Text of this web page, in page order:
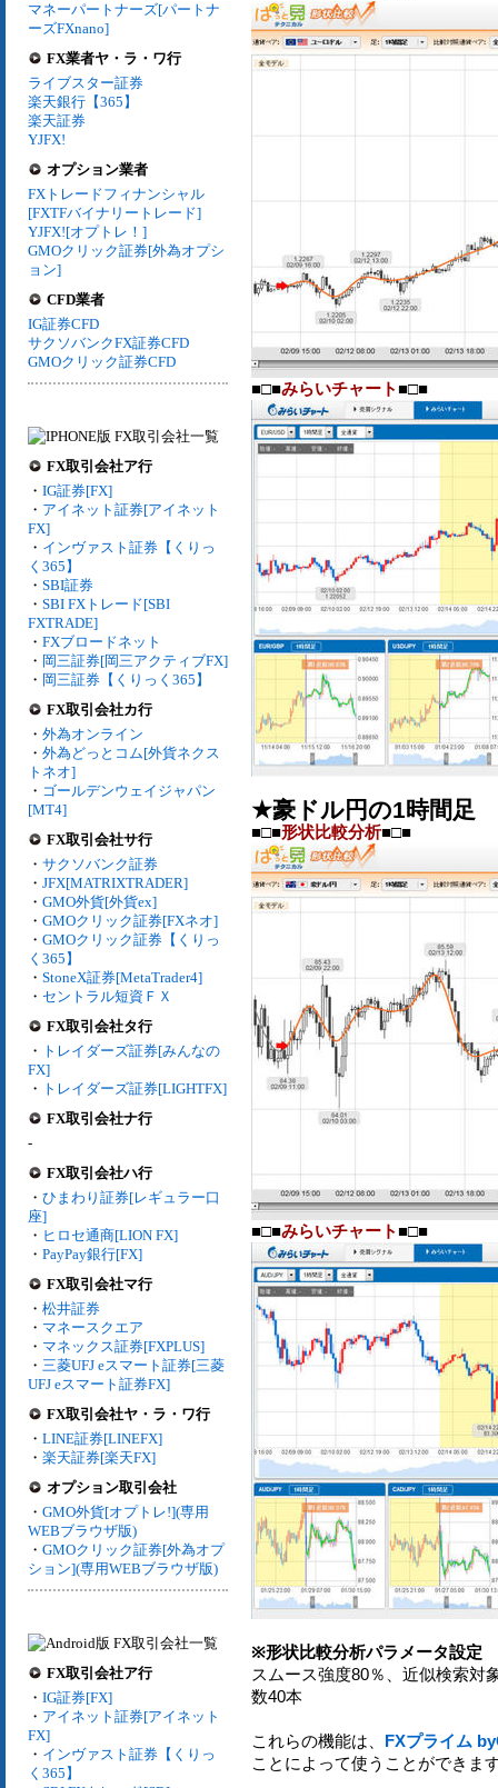
マネーパートナーズ[パートナ
ーズFXnano]
FX業者ヤ・ラ・ワ行
ライブスター証券
楽天銀行【365】
楽天証券
YJFX!
オプション業者
FXトレードフィナンシャル
[FXTFバイナリートレード]
YJFX![オプトレ！]
GMOクリック証券[外為オプシ
ョン]
CFD業者
IG証券CFD
サクソバンクFX証券CFD
GMOクリック証券CFD
FX取引会社ア行
・ IG証券[FX]
・ アイネット証券[アイネット
FX]
・ インヴァスト証券【くりっ
く365】
・ SBI証券
・ SBI FXトレード[SBI
FXTRADE]
・ FXブロードネット
・ 岡三証券[岡三アクティブFX]
・ 岡三証券【くりっく365】
FX取引会社カ行
・ 外為オンライン
・ 外為どっとコム[外貨ネクス
トネオ]
・ ゴールデンウェイジャパン
[MT4]
FX取引会社サ行
・ サクソバンク証券
・ JFX[MATRIXTRADER]
・ GMO外貨[外貨ex]
・ GMOクリック証券[FXネオ]
・ GMOクリック証券【くりっ
く365】
・ StoneX証券[MetaTrader4]
・ セントラル短資ＦＸ
FX取引会社タ行
・ トレイダーズ証券[みんなの
FX]
・ トレイダーズ証券[LIGHTFX]
FX取引会社ナ行
-
FX取引会社ハ行
・ ひまわり証券[レギュラー口
座]
・ ヒロセ通商[LION FX]
・ PayPay銀行[FX]
FX取引会社マ行
・ 松井証券
・ マネースクエア
・ マネックス証券[FXPLUS]
・ 三菱UFJ eスマート証券[三菱
UFJ eスマート証券FX]
FX取引会社ヤ・ラ・ワ行
・ LINE証券[LINEFX]
・ 楽天証券[楽天FX]
オプション取引会社
・ GMO外貨[オプトレ!](専用
WEBブラウザ版)
・ GMOクリック証券[外為オプ
ション](専用WEBブラウザ版)
FX取引会社ア行
・ IG証券[FX]
・ アイネット証券[アイネット
FX]
・ インヴァスト証券【くりっ
く365】
■□■みらいチャート■□■
★豪ドル円の1時間足
■□■形状比較分析■□■
■□■みらいチャート■□■
※形状比較分析パラメータ設定
スムース強度80％、近似検索対
数40本
これらの機能は、 FXプライム
ことによって使うことができま